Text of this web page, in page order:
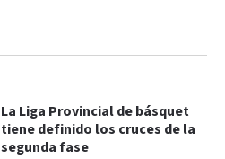
La Liga Provincial de básquet
tiene definido los cruces de la
segunda fase